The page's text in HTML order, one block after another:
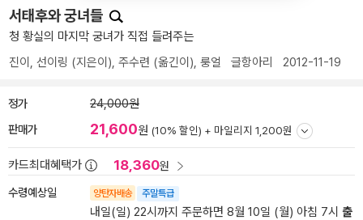
서태후와 궁녀들
청 황실의 마지막 궁녀가 직접 들려주는
진이 , 선이링 (지은이), 주수련 (옮긴이), 룽얼 글항아리 2012-11-19
정가 24,000원
판매가 21,600원 (10% 할인) + 마일리지 1,200원
카드최대혜택가 18,360원
수령예상일 양탄자배송 주말특급
내일(일) 22시까지 주문하면 8월 10일 (월) 아침 7시 출